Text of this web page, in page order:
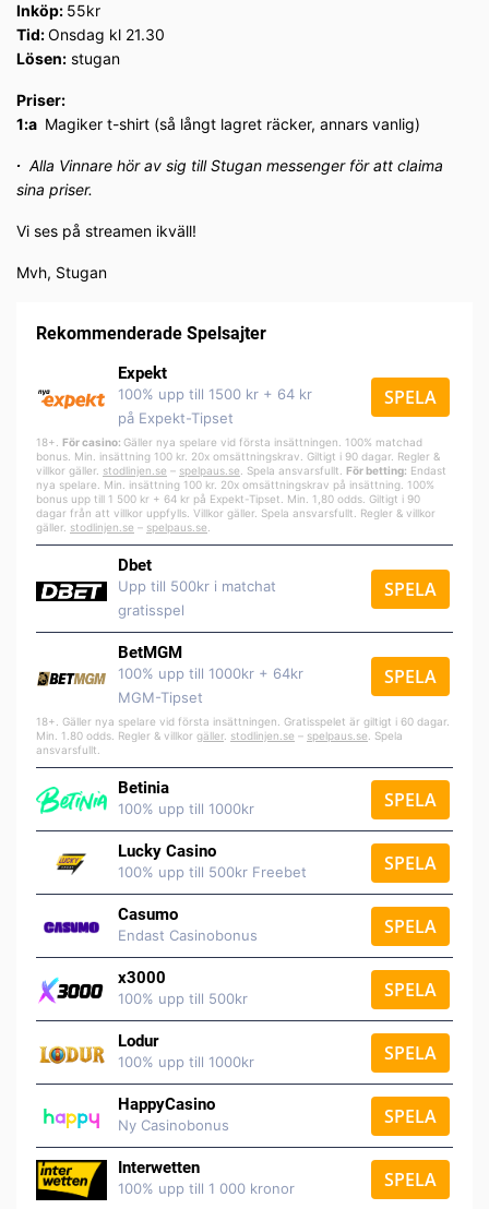
Inköp: 55kr
Tid:Onsdag kl 21.30
Lösen: stugan
Priser:
1:a Magiker t-shirt (så långt lagret räcker, annars vanlig)
∙ Alla Vinnare hör av sig till Stugan messenger för att claima
sina priser.
Vi ses på streamen ikväll!
Mvh, Stugan
Rekommenderade Spelsajter
Expekt
100% upp till 1500 kr + 64 kr
på Expekt-Tipset
SPELA
18+. För casino: Gäller nya spelare vid första insättningen. 100% matchad
bonus. Min. insättning 100 kr. 20x omsättningskrav. Giltigt i 90 dagar. Regler &
villkor gäller. stodlinjen.se – spelpaus.se . Spela ansvarsfullt. För betting: Endast
nya spelare. Min. insättning 100 kr. 20x omsättningskrav på insättning. 100%
bonus upp till 1 500 kr + 64 kr på Expekt-Tipset. Min. 1,80 odds. Giltigt i 90
dagar från att villkor uppfylls. Villkor gäller. Spela ansvarsfullt. Regler & villkor
gäller. stodlinjen.se – spelpaus.se
Dbet
Upp till 500kr i matchat
gratisspel
SPELA
BetMGM
100% upp till 1000kr + 64kr
MGM-Tipset
SPELA
18+. Gäller nya spelare vid första insättningen. Gratisspelet är giltigt i 60 dagar.
Min. 1.80 odds. Regler & villkor gäller stodlinjen.se – spelpaus.se . Spela
ansvarsfullt.
Betinia
100% upp till 1000kr SPELA
Lucky Casino
100% upp till 500kr Freebet SPELA
Casumo
Endast Casinobonus SPELA
x3000
100% upp till 500kr SPELA
Lodur
100% upp till 1000kr SPELA
HappyCasino
Ny Casinobonus SPELA
Interwetten
100% upp till 1 000 kronor SPELA